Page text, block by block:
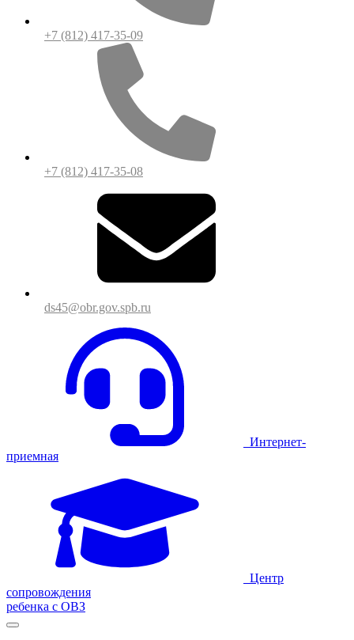
+7 (812) 417-35-09
+7 (812) 417-35-08
ds45@obr.gov.spb.ru
Интернет-
приемная
Центр
сопровождения
ребенка с ОВЗ